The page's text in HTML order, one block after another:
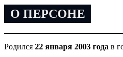
О ПЕРСОНЕ
Родился 22 января 2003 года в